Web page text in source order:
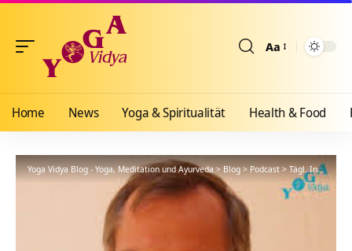
Aa
Home News Yoga & Spiritualität Health & Food
Yoga Vidya Blog - Yoga, Meditation und Ayurveda>Blog>Podcast>Tägl. Inspiration